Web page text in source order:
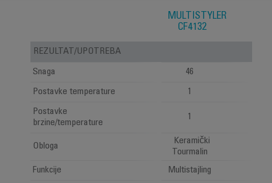
MULTISTYLER
CF4132
REZULTAT/UPOTREBA
Snaga 46
Postavke temperature 1
Postavke
brzine/temperature
1
Obloga
Keramički
Tourmalin
Funkcije
Multistajling